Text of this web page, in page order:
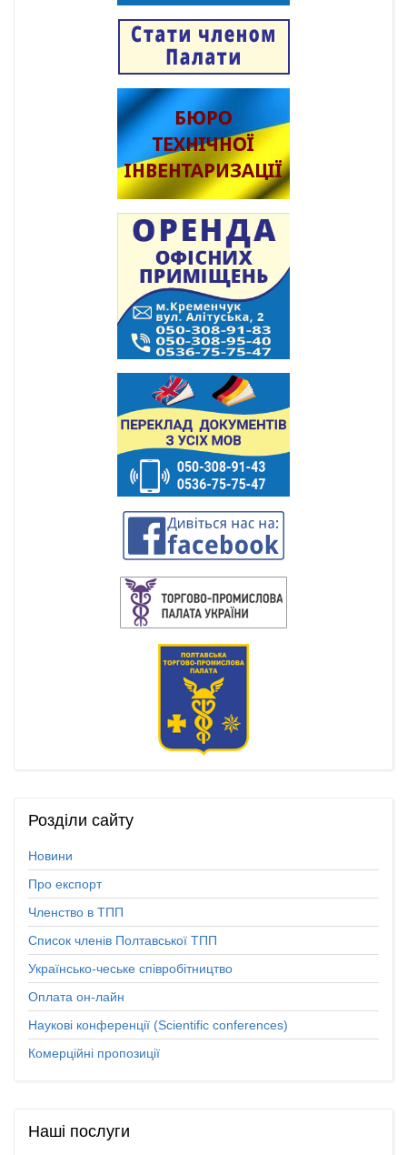
Розділи сайту
Новини
Про експорт
Членство в ТПП
Список членів Полтавської ТПП
Українсько-чеське співробітництво
Оплата он-лайн
Наукові конференції (Scientific conferences)
Комерційні пропозиції
Наші послуги